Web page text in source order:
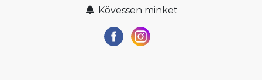
Kövessen minket